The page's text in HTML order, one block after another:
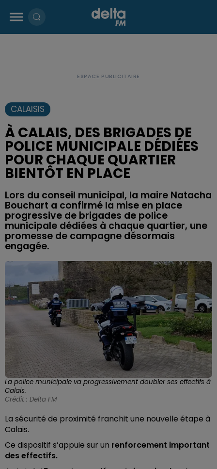
CALAISIS
À CALAIS, DES BRIGADES DE
POLICE MUNICIPALE DÉDIÉES
POUR CHAQUE QUARTIER
BIENTÔT EN PLACE
Lors du conseil municipal, la maire Natacha
Bouchart a confirmé la mise en place
progressive de brigades de police
municipale dédiées à chaque quartier, une
promesse de campagne désormais
engagée.
La police municipale va progressivement doubler ses effectifs à
Calais.
Crédit : Delta FM
La sécurité de proximité franchit une nouvelle étape à
Calais.
Ce dispositif s’appuie sur un renforcement important
des effectifs.